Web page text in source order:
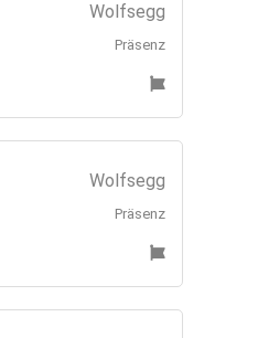
Wolfsegg
Präsenz
Wolfsegg
Präsenz